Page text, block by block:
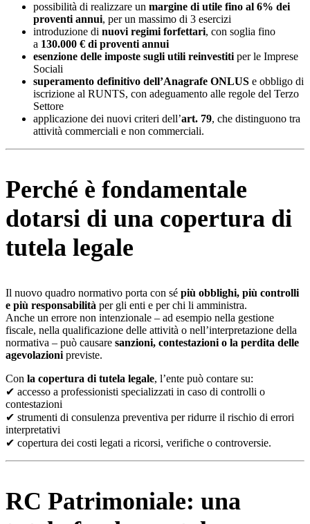
possibilità di realizzare un margine di utile fino al 6% dei
proventi annui, per un massimo di 3 esercizi
introduzione di nuovi regimi forfettari, con soglia fino
a 130.000 € di proventi annui
esenzione delle imposte sugli utili reinvestitiper le Imprese
Sociali
superamento definitivo dell’Anagrafe ONLUS e obbligo di
iscrizione al RUNTS, con adeguamento alle regole del Terzo
Settore
applicazione dei nuovi criteri dell’art. 79, che distinguono tra
attività commerciali e non commerciali.
Perché è fondamentale
dotarsi di una copertura di
tutela legale
Il nuovo quadro normativo porta con sé più obblighi, più controlli
e più responsabilità per gli enti e per chi li amministra.
Anche un errore non intenzionale – ad esempio nella gestione
fiscale, nella qualificazione delle attività o nell’interpretazione della
normativa – può causare sanzioni, contestazioni o la perdita delle
agevolazionipreviste.
Con la copertura di tutela legale, l’ente può contare su:
✔ accesso a professionisti specializzati in caso di controlli o
contestazioni
✔ strumenti di consulenza preventiva per ridurre il rischio di errori
interpretativi
✔ copertura dei costi legati a ricorsi, verifiche o controversie.
RC Patrimoniale: una